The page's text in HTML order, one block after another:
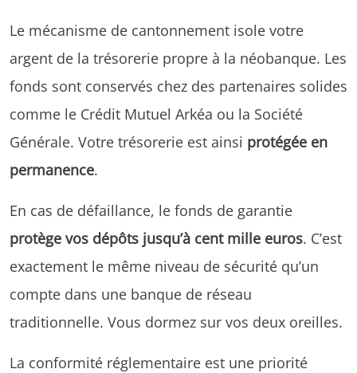
Le mécanisme de cantonnement isole votre
argent de la trésorerie propre à la néobanque. Les
fonds sont conservés chez des partenaires solides
comme le Crédit Mutuel Arkéa ou la Société
Générale. Votre trésorerie est ainsi protégée en
permanence.
En cas de défaillance, le fonds de garantie
protège vos dépôts jusqu’à cent mille euros. C’est
exactement le même niveau de sécurité qu’un
compte dans une banque de réseau
traditionnelle. Vous dormez sur vos deux oreilles.
La conformité réglementaire est une priorité